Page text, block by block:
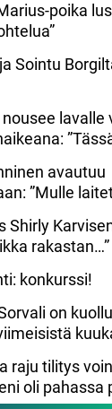
poika
Sointu
avautuu
”Mulle
Shirly
rakastan…”
konkurssi!
on
raju tilitys
oli pahassa